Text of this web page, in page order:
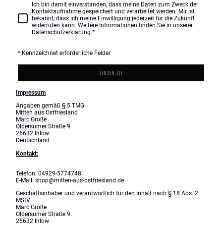
Ich bin damit einverstanden, dass meine Daten zum Zweck der
Kontaktaufnahme gespeichert und verarbeitet werden. Mir ist
bekannt, dass ich meine Einwilligung jederzeit für die Zukunft
widerrufen kann. Weitere Informationen finden Sie in unserer
Datenschutzerklärung.*
* Kennzeichnet erforderliche Felder
Senden Sie
Impressum
Angaben gemäß § 5 TMG:
Mitten aus Ostfriesland
Marc Große
Oldersumer Straße 9
26632 Ihlow
Deutschland
Kontakt:
Telefon: 04929-5774748
E-Mail: shop@mitten-aus-ostfriesland.de
Geschäftsinhaber und verantwortlich für den Inhalt nach § 18 Abs. 2
MStV:
Marc Große
Oldersumer Straße 9
26632 Ihlow